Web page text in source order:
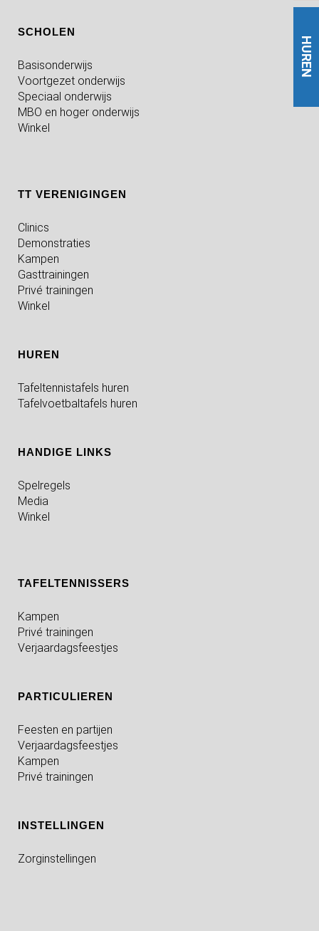
HUREN
SCHOLEN
Basisonderwijs
Voortgezet onderwijs
Speciaal onderwijs
MBO en hoger onderwijs
Winkel
TT VERENIGINGEN
Clinics
Demonstraties
Kampen
Gasttrainingen
Privé trainingen
Winkel
HUREN
Tafeltennistafels huren
Tafelvoetbaltafels huren
HANDIGE LINKS
Spelregels
Media
Winkel
TAFELTENNISSERS
Kampen
Privé trainingen
Verjaardagsfeestjes
PARTICULIEREN
Feesten en partijen
Verjaardagsfeestjes
Kampen
Privé trainingen
INSTELLINGEN
Zorginstellingen